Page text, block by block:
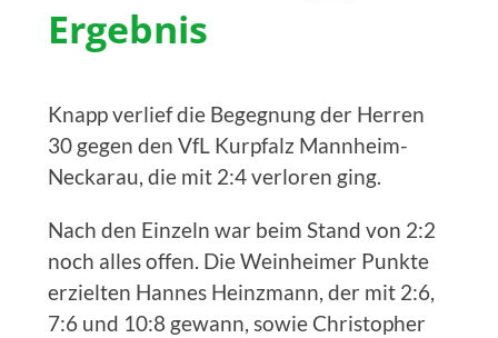
Ergebnis
Knapp verlief die Begegnung der Herren
30 gegen den VfL Kurpfalz Mannheim-
Neckarau, die mit 2:4 verloren ging.
Nach den Einzeln war beim Stand von 2:2
noch alles offen. Die Weinheimer Punkte
erzielten Hannes Heinzmann, der mit 2:6,
7:6 und 10:8 gewann, sowie Christopher